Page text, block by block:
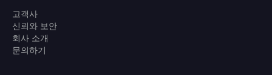
고객사
신뢰와 보안
회사 소개
문의하기